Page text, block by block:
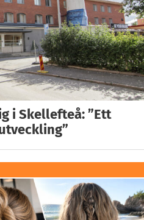
i Skellefteå: ”Ett